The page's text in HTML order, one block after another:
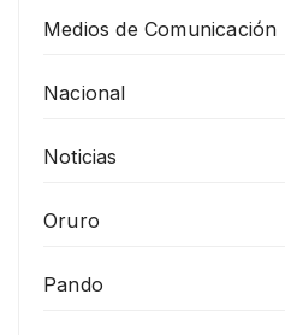
Medios de Comunicación
Nacional
Noticias
Oruro
Pando